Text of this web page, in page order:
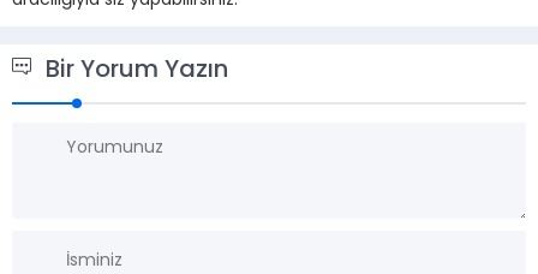
Bir Yorum Yazın